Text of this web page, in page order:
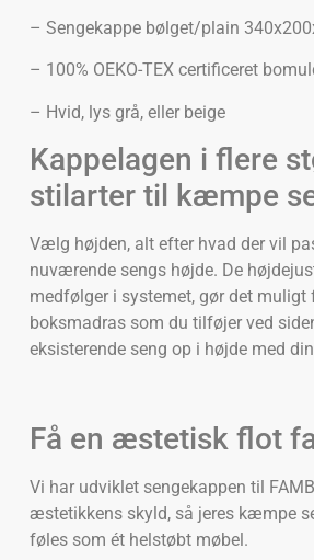
– Sengekappe bølget/plain
– 100% OEKO-TEX certificeret
– Hvid, lys grå, eller beige
Kappelagen i flere
stilarter til kæmpe
Vælg højden, alt efter hvad der vil
nuværende sengs højde. De
medfølger i systemet, gør det
boksmadras som du tilføjer ved
eksisterende seng op i højde med
Få en æstetisk flot
Vi har udviklet sengekappen til
æstetikkens skyld, så jeres kæmpe
føles som ét helstøbt møbel.